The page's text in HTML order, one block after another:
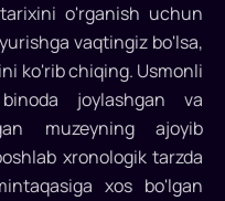
o'rganish uchun
vaqtingiz bo'lsa,
ko'rib chiqing. Usmonli
joylashgan va
muzeyning ajoyib
xronologik tarzda
xos bo'lgan